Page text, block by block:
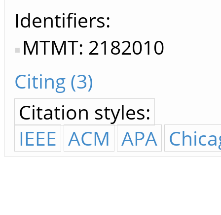
Identifiers
MTMT: 2182010
Citing (3)
Citation styles:
IEEE ACM APA